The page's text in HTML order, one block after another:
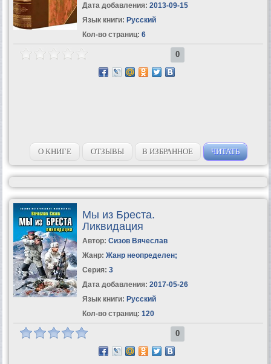
Дата добавления: 2013-09-15
Язык книги: Русский
Кол-во страниц: 6
0
О КНИГЕ ОТЗЫВЫ В ИЗБРАННОЕ ЧИТАТЬ
Мы из Бреста.
Ликвидация
Автор: Сизов Вячеслав
Жанр: Жанр неопределен;
Серия: 3
Дата добавления: 2017-05-26
Язык книги: Русский
Кол-во страниц: 120
0